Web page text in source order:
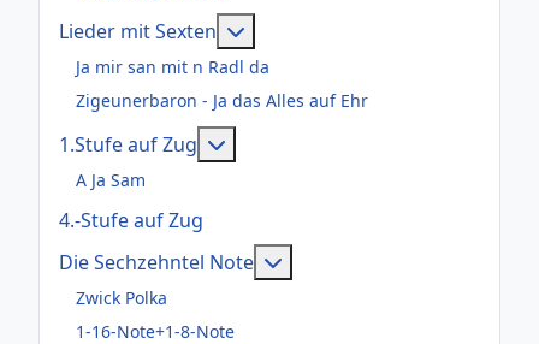
Lieder mit Sexten
Ja mir san mit n Radl da
Zigeunerbaron - Ja das Alles auf Ehr
1.Stufe auf Zug
A Ja Sam
4.-Stufe auf Zug
Die Sechzehntel Note
Zwick Polka
1-16-Note+1-8-Note